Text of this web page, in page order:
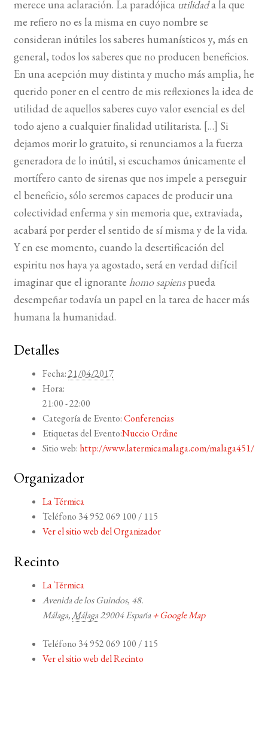
merece una aclaración. La paradójica utilidada la que
me refiero no es la misma en cuyo nombre se
consideran inútiles los saberes humanísticos y, más en
general, todos los saberes que no producen beneficios.
En una acepción muy distinta y mucho más amplia, he
querido poner en el centro de mis reflexiones la idea de
utilidad de aquellos saberes cuyo valor esencial es del
todo ajeno a cualquier finalidad utilitarista. […] Si
dejamos morir lo gratuito, si renunciamos a la fuerza
generadora de lo inútil, si escuchamos únicamente el
mortífero canto de sirenas que nos impele a perseguir
el beneficio, sólo seremos capaces de producir una
colectividad enferma y sin memoria que, extraviada,
acabará por perder el sentido de sí misma y de la vida.
Y en ese momento, cuando la desertificación del
espiritu nos haya ya agostado, será en verdad difícil
imaginar que el ignorante homo sapienspueda
desempeñar todavía un papel en la tarea de hacer más
humana la humanidad.
Detalles
Fecha:21/04/2017
Hora:
21:00 - 22:00
Categoría de Evento:Conferencias
Etiquetas del Evento:Nuccio Ordine
Sitio web: http://www.latermicamalaga.com/malaga451/
Organizador
La Térmica
Teléfono 34 952 069 100 / 115
Ver el sitio web del Organizador
Recinto
La Térmica
Avenida de los Guindos, 48.
Málaga,Málaga29004 España + Google Map
Teléfono 34 952 069 100 / 115
Ver el sitio web del Recinto